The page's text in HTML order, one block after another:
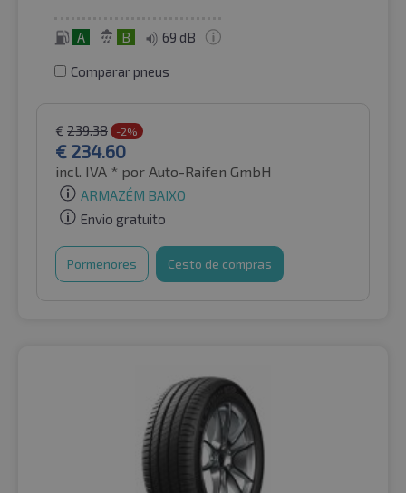
A B 69 dB
Comparar pneus
€ 239.38 -2%
€ 234.60
incl. IVA * por Auto-Raifen GmbH
ARMAZÉM BAIXO
Envio gratuito
Pormenores Cesto de compras